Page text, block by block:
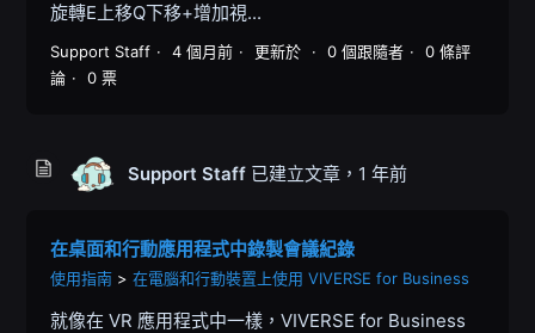
旋轉E上移Q下移+增加視...
Support Staff 4 個月前 更新於 0 個跟隨者
0 條評
論
0 票
Support Staff 已建立文章， 1 年前
在桌面和行動應用程式中錄製會議紀錄
使用指南 在電腦和行動裝置上使用 VIVERSE for Business
就像在 VR 應用程式中一樣，VIVERSE for Business